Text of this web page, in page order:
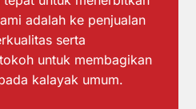
adalah ke penjualan
serta
untuk membagikan
kalayak umum.